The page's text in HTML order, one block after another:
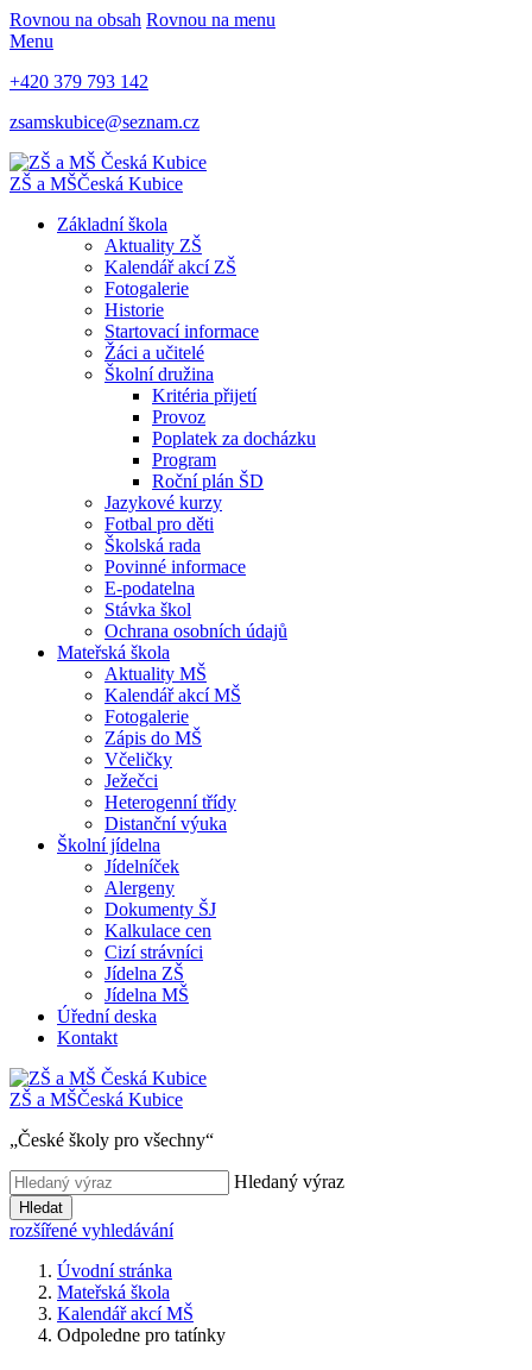
Rovnou na obsah Rovnou na menu
Menu
+420 379 793 142
zsamskubice@seznam.cz
ZŠ a MŠČeská Kubice
Základní škola
Aktuality ZŠ
Kalendář akcí ZŠ
Fotogalerie
Historie
Startovací informace
Žáci a učitelé
Školní družina
Kritéria přijetí
Provoz
Poplatek za docházku
Program
Roční plán ŠD
Jazykové kurzy
Fotbal pro děti
Školská rada
Povinné informace
E-podatelna
Stávka škol
Ochrana osobních údajů
Mateřská škola
Aktuality MŠ
Kalendář akcí MŠ
Fotogalerie
Zápis do MŠ
Včeličky
Ježečci
Heterogenní třídy
Distanční výuka
Školní jídelna
Jídelníček
Alergeny
Dokumenty ŠJ
Kalkulace cen
Cizí strávníci
Jídelna ZŠ
Jídelna MŠ
Úřední deska
Kontakt
ZŠ a MŠČeská Kubice
„České školy pro všechny“
Hledaný výraz
Hledat
rozšířené vyhledávání
Úvodní stránka
Mateřská škola
Kalendář akcí MŠ
Odpoledne pro tatínky